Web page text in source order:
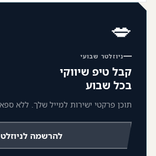
💋
ניוזלטר שבועי
קבל טיפ שיווקי
בכל שבוע
תוכן פרקטי ישירות למייל שלך. ללא
להרשמה